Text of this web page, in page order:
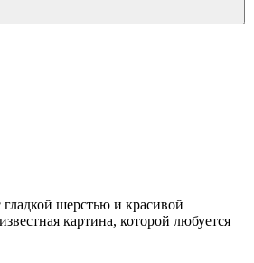
шерстью и красивой
картина, которой любуется